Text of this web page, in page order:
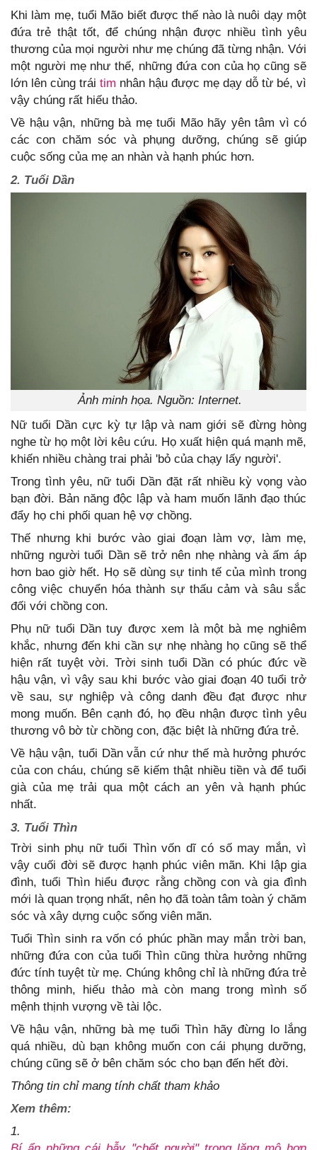
Khi làm mẹ, tuổi Mão biết được thế nào là nuôi dạy một
đứa trẻ thật tốt, để chúng nhận được nhiều tình yêu
thương của mọi người như mẹ chúng đã từng nhận. Với
một người mẹ như thế, những đứa con của họ cũng sẽ
lớn lên cùng trái tim nhân hậu được mẹ dạy dỗ từ bé, vì
vậy chúng rất hiếu thảo.
Về hậu vận, những bà mẹ tuổi Mão hãy yên tâm vì có
các con chăm sóc và phụng dưỡng, chúng sẽ giúp
cuộc sống của mẹ an nhàn và hạnh phúc hơn.
2. Tuổi Dần
Ảnh minh họa. Nguồn: Internet.
Nữ tuổi Dần cực kỳ tự lập và nam giới sẽ đừng hòng
nghe từ họ một lời kêu cứu. Họ xuất hiện quá mạnh mẽ,
khiến nhiều chàng trai phải 'bỏ của chạy lấy người'.
Trong tình yêu, nữ tuổi Dần đặt rất nhiều kỳ vọng vào
bạn đời. Bản năng độc lập và ham muốn lãnh đạo thúc
đẩy họ chi phối quan hệ vợ chồng.
Thế nhưng khi bước vào giai đoạn làm vợ, làm mẹ,
những người tuổi Dần sẽ trở nên nhẹ nhàng và ấm áp
hơn bao giờ hết. Họ sẽ dùng sự tinh tế của mình trong
công việc chuyển hóa thành sự thấu cảm và sâu sắc
đối với chồng con.
Phụ nữ tuổi Dần tuy được xem là một bà mẹ nghiêm
khắc, nhưng đến khi cần sự nhẹ nhàng họ cũng sẽ thể
hiện rất tuyệt vời. Trời sinh tuổi Dần có phúc đức về
hậu vận, vì vậy sau khi bước vào giai đoạn 40 tuổi trở
về sau, sự nghiệp và công danh đều đạt được như
mong muốn. Bên cạnh đó, họ đều nhận được tình yêu
thương vô bờ từ chồng con, đặc biệt là những đứa trẻ.
Về hậu vận, tuổi Dần vẫn cứ như thế mà hưởng phước
của con cháu, chúng sẽ kiếm thật nhiều tiền và để tuổi
già của mẹ trải qua một cách an yên và hạnh phúc
nhất.
3. Tuổi Thìn
Trời sinh phụ nữ tuổi Thìn vốn dĩ có số may mắn, vì
vậy cuối đời sẽ được hạnh phúc viên mãn. Khi lập gia
đình, tuổi Thìn hiểu được rằng chồng con và gia đình
mới là quan trọng nhất, nên họ đã toàn tâm toàn ý chăm
sóc và xây dựng cuộc sống viên mãn.
Tuổi Thìn sinh ra vốn có phúc phần may mắn trời ban,
những đứa con của tuổi Thìn cũng thừa hưởng những
đức tính tuyệt từ mẹ. Chúng không chỉ là những đứa trẻ
thông minh, hiếu thảo mà còn mang trong mình số
mệnh thịnh vượng về tài lộc.
Về hậu vận, những bà mẹ tuổi Thìn hãy đừng lo lắng
quá nhiều, dù bạn không muốn con cái phụng dưỡng,
chúng cũng sẽ ở bên chăm sóc cho bạn đến hết đời.
Thông tin chỉ mang tính chất tham khảo
Xem thêm:
1.